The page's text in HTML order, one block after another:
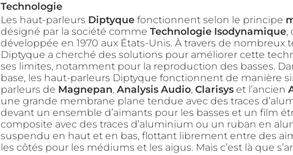
Technologie
Les haut-parleurs Diptyquefonctionnent selon le principe
désigné par la société comme Technologie Isodynamique,
développée en 1970 aux États-Unis. À travers de nombreux
Diptyque a cherché des solutions pour améliorer cette
ses limites, notamment pour la reproduction des basses.
base, les haut-parleurs Diptyque fonctionnent de manière
parleurs de Magnepan, Analysis Audio, Clarisyset l’ancien
une grande membrane plane tendue avec des traces
devant un ensemble d’aimants pour les basses et un film
composite avec des traces d’aluminium ou un ruban en
suspendu en haut et en bas, flottant librement entre des
les côtés pour les médiums et les aigus. Mais c’est là que